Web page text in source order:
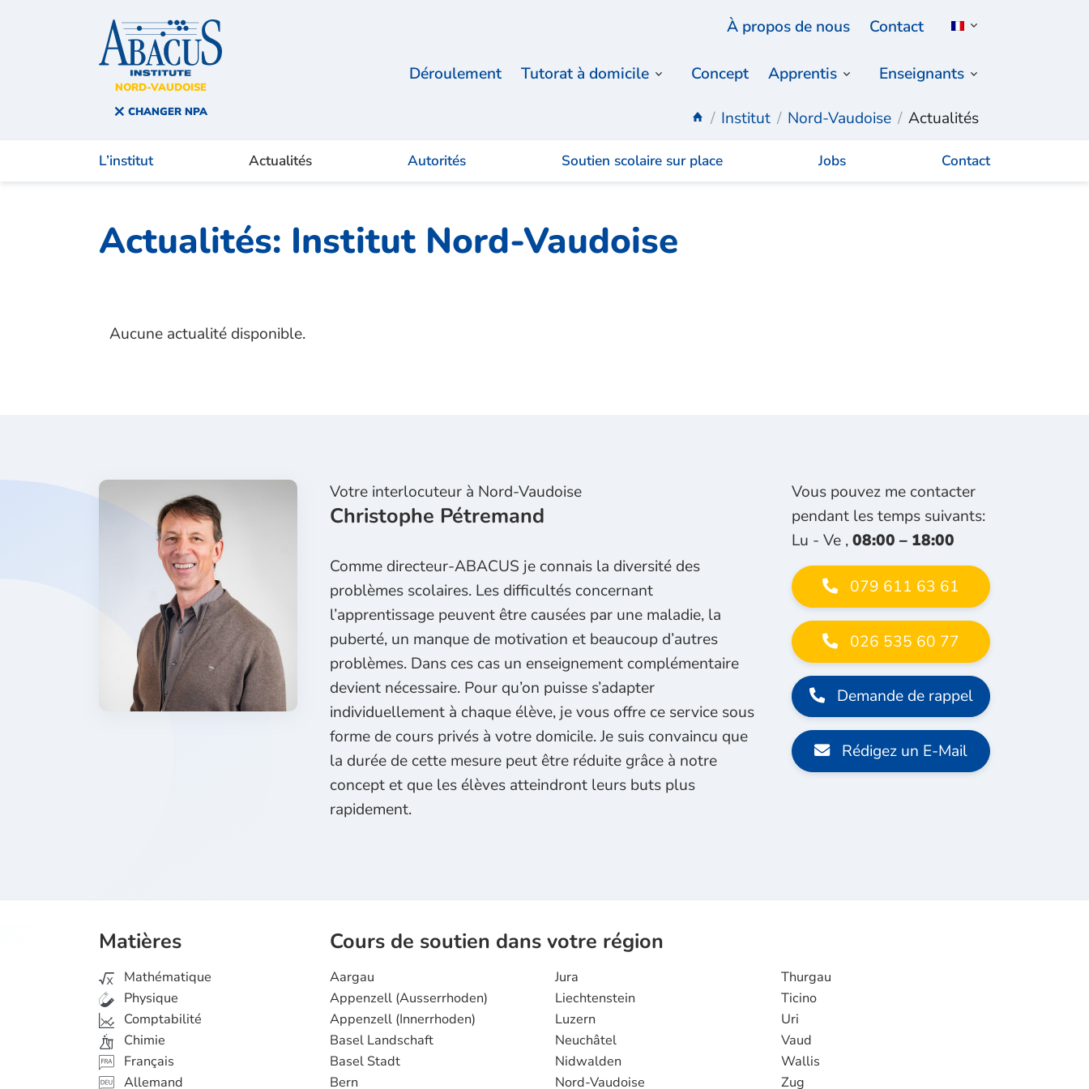
NORD-VAUDOISE
CHANGER NPA
À propos de nous Contact
Déroulement Tutorat à domicile Concept Apprentis
Enseignants
You are here:
Institut Nord-Vaudoise Actualités
L’institut Actualités Autorités Soutien scolaire sur place Jobs Contact
Actualités: Institut Nord-Vaudoise
Aucune actualité disponible.
Votre interlocuteur à Nord-Vaudoise
Christophe Pétremand
Comme directeur-ABACUS je connais la diversité des
problèmes scolaires. Les difficultés concernant
l’apprentissage peuvent être causées par une maladie, la
puberté, un manque de motivation et beaucoup d’autres
problèmes. Dans ces cas un enseignement complémentaire
devient nécessaire. Pour qu’on puisse s’adapter
individuellement à chaque élève, je vous offre ce service sous
forme de cours privés à votre domicile. Je suis convaincu que
la durée de cette mesure peut être réduite grâce à notre
concept et que les élèves atteindront leurs buts plus
rapidement.
Vous pouvez me contacter
pendant les temps suivants:
Lu - Ve ,08:00 – 18:00
079 611 63 61
026 535 60 77
Demande de rappel
Rédigez un E-Mail
Matières
Mathématique
Physique
Comptabilité
Chimie
Français
Allemand
Cours de soutien dans votre région
Aargau
Appenzell (Ausserrhoden)
Appenzell (Innerrhoden)
Basel Landschaft
Basel Stadt
Bern
Jura
Liechtenstein
Luzern
Neuchâtel
Nidwalden
Nord-Vaudoise
Thurgau
Ticino
Uri
Vaud
Wallis
Zug